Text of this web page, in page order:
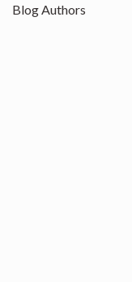
Blog Authors